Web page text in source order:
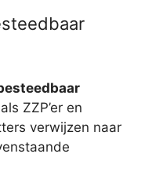
ZZP’er en
verwijzen naar